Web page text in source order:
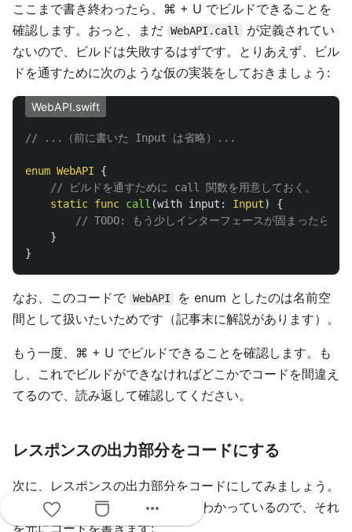
ここまで書き終わったら、⌘ + U でビルドできることを
確認します。おっと、まだ WebAPI.call
が定義されてい
ないので、ビルドは失敗するはずです。とりあえず、ビル
ドを通すために次のような仮の実装をしておきましょう:
WebAPI.swift
// ...（前に書いた Input は省略）...
enum WebAPI
{
// ビルドを通すために call 関数を用意しておく。
static func call (with input : Input)
{
// TODO: もう少しインターフェースが固まったら実
}
}
なお、このコードで WebAPI
を enum としたのは名前空
間として扱いたいためです（記事末に解説があります）。
もう一度、⌘ + U でビルドできることを確認します。も
し、これでビルドができなければどこかでコードを間違え
てるので、読み返して確認してください。
レスポンスの出力部分をコードにする
次に、レスポンスの出力部分をコードにしてみましょう。
レスポンスについても構成要素はわかっているので、それ
を元にコードを書きます:
more_horiz